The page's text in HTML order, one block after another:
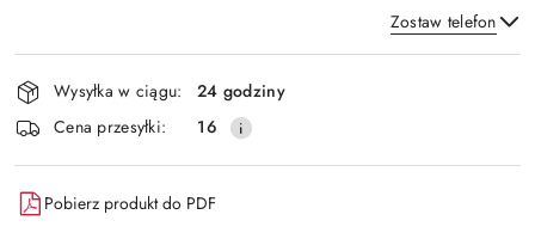
Zostaw telefon
Wyślij
Dostępność
i
dostawa
Wysyłka w ciągu:
24 godziny
Cena przesyłki:
16
Pobierz produkt do PDF